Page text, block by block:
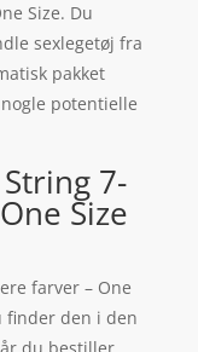
Size. Du
sexlegetøj fra
pakket
potentielle
7-
Size
farver – One
finder den i den